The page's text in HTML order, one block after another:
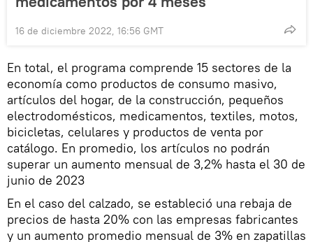
16 de diciembre 2022, 16:56 GMT
En total, el programa comprende 15 sectores de la
economía como productos de consumo masivo,
artículos del hogar, de la construcción, pequeños
electrodomésticos, medicamentos, textiles, motos,
bicicletas, celulares y productos de venta por
catálogo. En promedio, los artículos no podrán
superar un aumento mensual de 3,2% hasta el 30 de
junio de 2023
En el caso del calzado, se estableció una rebaja de
precios de hasta 20% con las empresas fabricantes
y un aumento promedio mensual de 3% en zapatillas